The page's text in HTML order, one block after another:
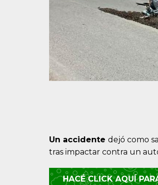
Un accidente dejó como
tras impactar contra un
HACÉ CLICK AQUÍ